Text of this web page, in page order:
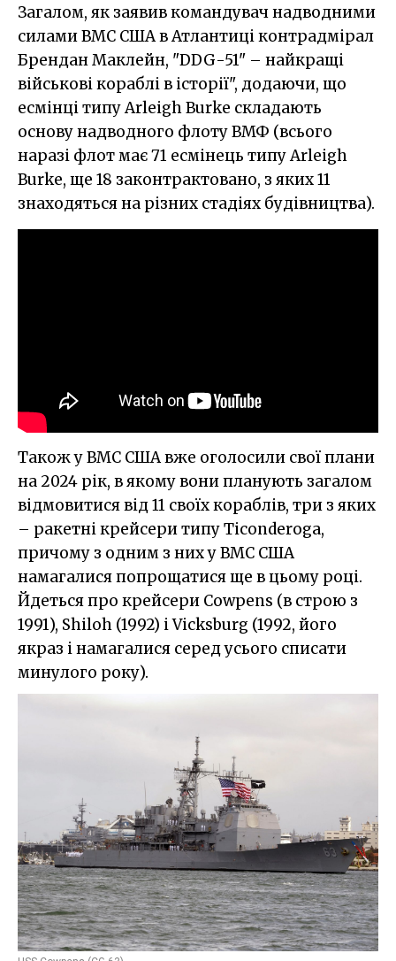
Загалом, як заявив командувач надводними
силами ВМС США в Атлантиці контрадмірал
Брендан Маклейн, "DDG-51" – найкращі
військові кораблі в історії", додаючи, що
есмінці типу Arleigh Burke складають
основу надводного флоту ВМФ (всього
наразі флот має 71 есмінець типу Arleigh
Burke, ще 18 законтрактовано, з яких 11
знаходяться на різних стадіях будівництва).
Також у ВМС США вже оголосили свої плани
на 2024 рік, в якому вони планують загалом
відмовитися від 11 своїх кораблів, три з яких
– ракетні крейсери типу Ticonderoga,
причому з одним з них у ВМС США
намагалися попрощатися ще в цьому році.
Йдеться про крейсери Cowpens (в строю з
1991), Shiloh (1992) і Vicksburg (1992, його
якраз і намагалися серед усього списати
минулого року).